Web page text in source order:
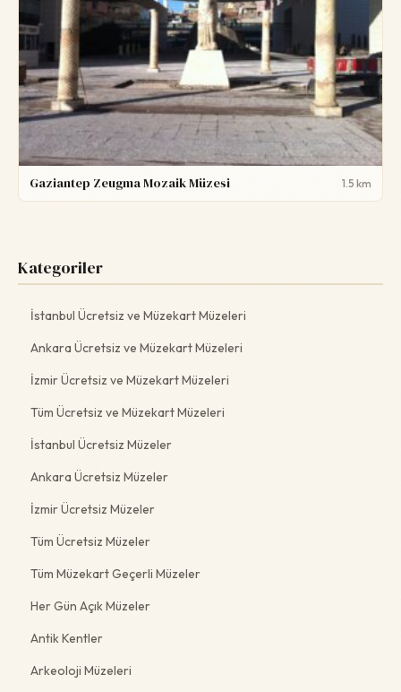
Gaziantep Zeugma Mozaik Müzesi 1.5 km
Kategoriler
İstanbul Ücretsiz ve Müzekart Müzeleri
Ankara Ücretsiz ve Müzekart Müzeleri
İzmir Ücretsiz ve Müzekart Müzeleri
Tüm Ücretsiz ve Müzekart Müzeleri
İstanbul Ücretsiz Müzeler
Ankara Ücretsiz Müzeler
İzmir Ücretsiz Müzeler
Tüm Ücretsiz Müzeler
Tüm Müzekart Geçerli Müzeler
Her Gün Açık Müzeler
Antik Kentler
Arkeoloji Müzeleri